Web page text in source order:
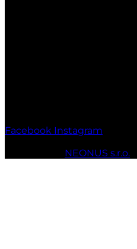
Facebook Instagram
NEONUS s.r.o.